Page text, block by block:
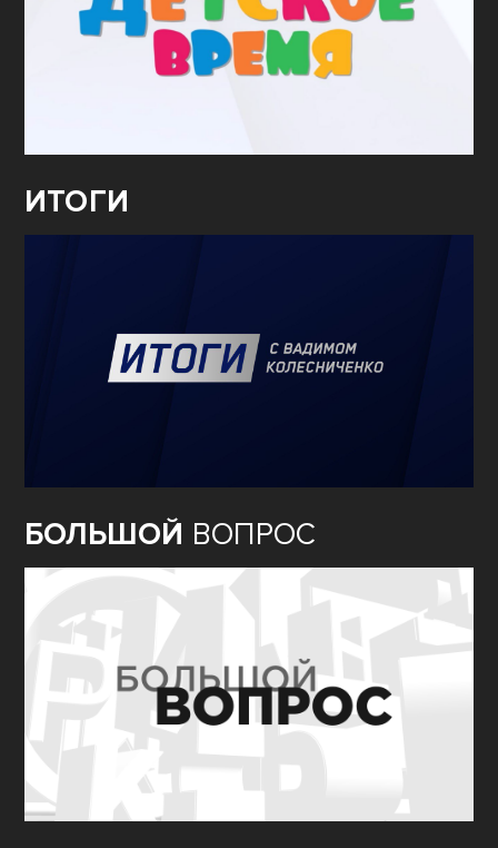
ИТОГИ
БОЛЬШОЙ ВОПРОС